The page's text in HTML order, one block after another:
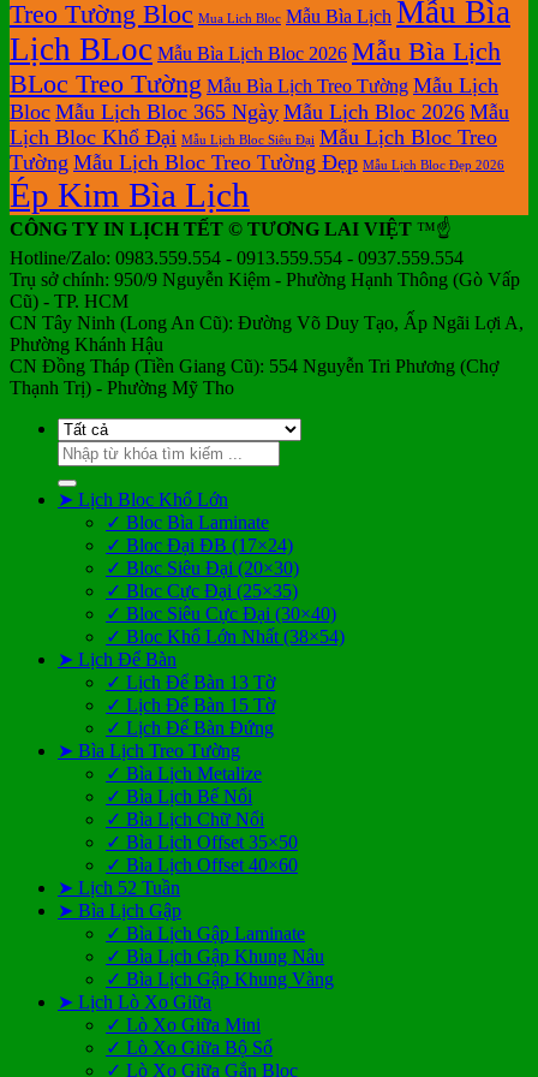
Treo Tường Bloc Mua Lich Bloc Mẫu Bìa Lịch Mẫu Bìa
Lịch BLoc Mẫu Bìa Lịch Bloc 2026 Mẫu Bìa Lịch
BLoc Treo Tường Mẫu Bìa Lịch Treo Tường Mẫu Lịch
Bloc Mẫu Lịch Bloc 365 Ngày Mẫu Lịch Bloc 2026 Mẫu
Lịch Bloc Khổ Đại Mẫu Lịch Bloc Siêu Đại Mẫu Lịch Bloc Treo
Tường Mẫu Lịch Bloc Treo Tường Đẹp Mẫu Lịch Bloc Đẹp 2026
Ép Kim Bìa Lịch
CÔNG TY IN LỊCH TẾT © TƯƠNG LAI VIỆT ™☝️
Hotline/Zalo: 0983.559.554 - 0913.559.554 - 0937.559.554
Trụ sở chính: 950/9 Nguyễn Kiệm - Phường Hạnh Thông (Gò Vấp
Cũ) - TP. HCM
CN Tây Ninh (Long An Cũ): Đường Võ Duy Tạo, Ấp Ngãi Lợi A,
Phường Khánh Hậu
CN Đồng Tháp (Tiền Giang Cũ): 554 Nguyễn Tri Phương (Chợ
Thạnh Trị) - Phường Mỹ Tho
Tìm
kiếm:
➤ Lịch Bloc Khổ Lớn
✓ Bloc Bìa Laminate
✓ Bloc Đại ĐB (17×24)
✓ Bloc Siêu Đại (20×30)
✓ Bloc Cực Đại (25×35)
✓ Bloc Siêu Cực Đại (30×40)
✓ Bloc Khổ Lớn Nhất (38×54)
➤ Lịch Để Bàn
✓ Lịch Để Bàn 13 Tờ
✓ Lịch Để Bàn 15 Tờ
✓ Lịch Để Bàn Đứng
➤ Bìa Lịch Treo Tường
✓ Bìa Lịch Metalize
✓ Bìa Lịch Bế Nổi
✓ Bìa Lịch Chữ Nổi
✓ Bìa Lịch Offset 35×50
✓ Bìa Lịch Offset 40×60
➤ Lịch 52 Tuần
➤ Bìa Lịch Gập
✓ Bìa Lịch Gập Laminate
✓ Bìa Lịch Gập Khung Nâu
✓ Bìa Lịch Gập Khung Vàng
➤ Lịch Lò Xo Giữa
✓ Lò Xo Giữa Mini
✓ Lò Xo Giữa Bộ Số
✓ Lò Xo Giữa Gắn Bloc